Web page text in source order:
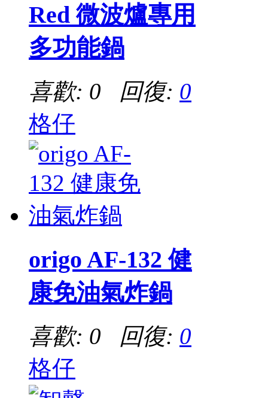
Red 微波爐專用
多功能鍋
喜歡: 0 回復: 0
格仔
origo AF-132 健
康免油氣炸鍋
喜歡: 0 回復: 0
格仔